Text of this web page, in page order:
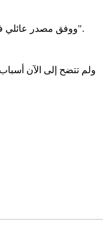
ووفق مصدر عائلي فقد اقتيد ولد محمد خونه إلى "جهة مجهولة".
ولم تتضح إلى الآن